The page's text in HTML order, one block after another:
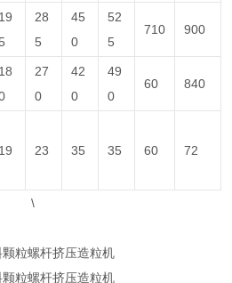
19
28
5
45
0
52
5
710 900
18
27
0
42
0
49
0
60 840
19 23 35 35 60 72
\